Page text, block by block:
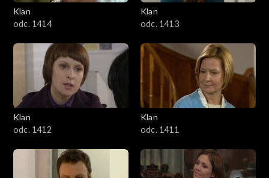
Klan
odc. 1414
Klan
odc. 1413
Klan
odc. 1412
Klan
odc. 1411